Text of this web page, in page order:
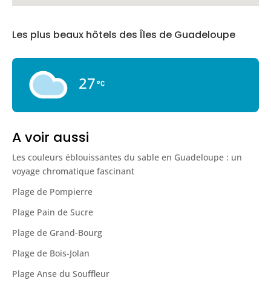
Les plus beaux hôtels des Îles de Guadeloupe
27
A voir aussi
Les couleurs éblouissantes du sable en Guadeloupe : un
voyage chromatique fascinant
Plage de Pompierre
Plage Pain de Sucre
Plage de Grand-Bourg
Plage de Bois-Jolan
Plage Anse du Souffleur